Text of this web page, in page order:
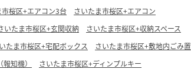
市桜区+エアコン3台
さいたま市桜区+エアコン
いたま市桜区+玄関収納
さいたま市桜区+収納スペース
たま市桜区+宅配ボックス
さいたま市桜区+敷地内ごみ置
知機）
さいたま市桜区+ディンプルキー